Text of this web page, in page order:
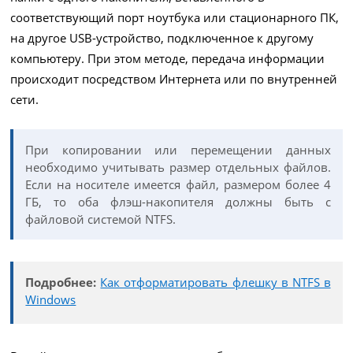
соответствующий порт ноутбука или стационарного ПК,
на другое USB-устройство, подключенное к другому
компьютеру. При этом методе, передача информации
происходит посредством Интернета или по внутренней
сети.
При копировании или перемещении данных
необходимо учитывать размер отдельных файлов.
Если на носителе имеется файл, размером более 4
ГБ, то оба флэш-накопителя должны быть с
файловой системой NTFS.
Подробнее: Как отформатировать флешку в NTFS в
Windows